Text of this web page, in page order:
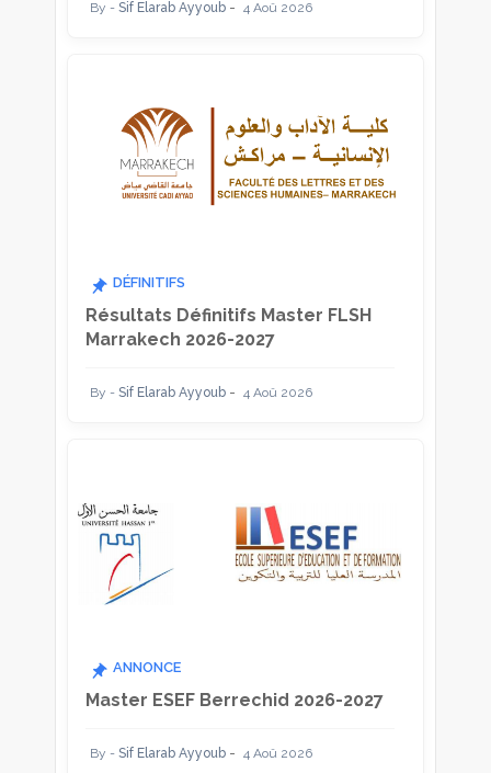
Sif Elarab Ayyoub 4 Aoû 2026
DÉFINITIFS
Résultats Définitifs Master FLSH
Marrakech 2026-2027
Sif Elarab Ayyoub 4 Aoû 2026
ANNONCE
Master ESEF Berrechid 2026-2027
Sif Elarab Ayyoub 4 Aoû 2026